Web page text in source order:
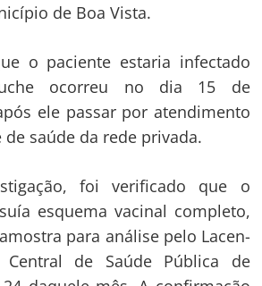
de Boa Vista.
o paciente estaria infectado
ocorreu no dia 15 de
ele passar por atendimento
saúde da rede privada.
foi verificado que o
esquema vacinal completo,
para análise pelo Lacen-
Central de Saúde Pública de